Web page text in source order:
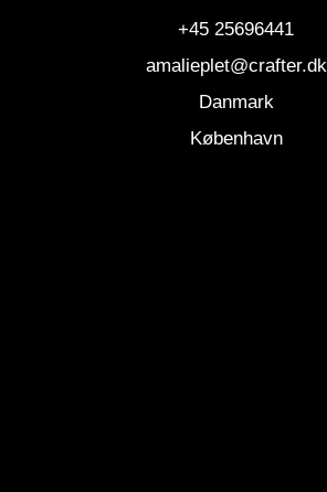
+45 25696441
amalieplet@crafter.dk
Danmark
København